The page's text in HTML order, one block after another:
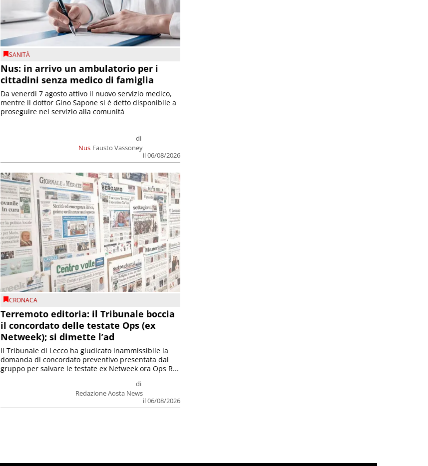
SANITÀ
Nus: in arrivo un ambulatorio per i
cittadini senza medico di famiglia
Nus
di
Fausto Vassoney
il 06/08/2026
Da venerdì 7 agosto attivo il nuovo servizio medico,
mentre il dottor Gino Sapone si è detto disponibile a
proseguire nel servizio alla comunità
CRONACA
Terremoto editoria: il Tribunale boccia
il concordato delle testate Ops (ex
Netweek); si dimette l’ad
di
Redazione Aosta News
il 06/08/2026
Il Tribunale di Lecco ha giudicato inammissibile la
domanda di concordato preventivo presentata dal
gruppo per salvare le testate ex Netweek ora Ops R...